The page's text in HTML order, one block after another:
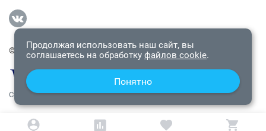
© 2009-2026 «Водолей Онлайн». Все права защищены.
СОГЛАШЕНИЕ О КОНФИДЕНЦИАЛЬНОСТИ
Продолжая использовать наш сайт, вы
соглашаетесь на обработку файлов cookie.
Понятно